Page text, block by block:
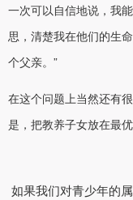
一次可以自信地说，我
思，清楚我在他们的生
个父亲。”
在这个问题上当然还有
是，把教养子女放在最优
如果我们对青少年的